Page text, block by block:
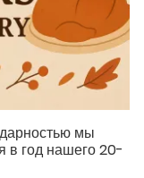
мы
в год нашего 20-